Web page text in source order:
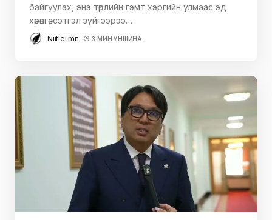
байгуулах, энэ төрлийн гэмт хэргийн улмаас эд
хөрөнгө, сэтгэл зүйгээрээ…
Niitlel.mn 3 МИН УНШИНА